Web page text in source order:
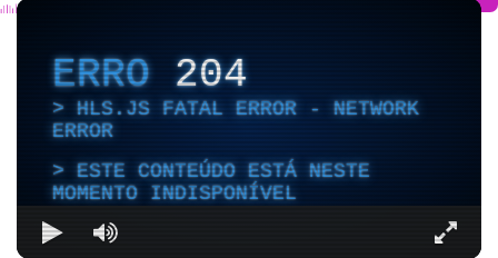
ERRO204
HLS.JS FATAL ERROR - NETWORK
ERROR
ESTE CONTEÚDO ESTÁ NESTE
MOMENTO INDISPONÍVEL